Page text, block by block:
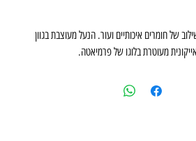
של חומרים איכותיים ועור. הנעל מעוצבת בגוון
מעוטרת בלוגו של פרמיאטה.